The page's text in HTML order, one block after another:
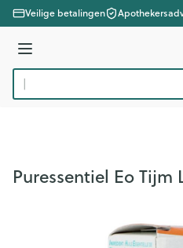
Ga naar de inhoud
Veilige betalingen
Menu
Product, merk, categorie...
Puressentiel Eo Tijm